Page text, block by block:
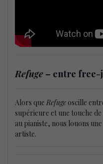
Refuge – entre free-
Alors que Refuge oscille
supérieure et une touche
au pianiste, nous louons
artiste.